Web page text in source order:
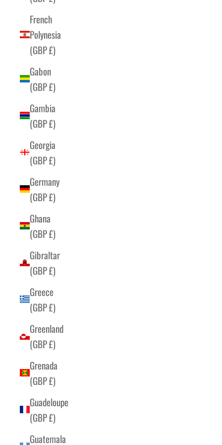
French
Polynesia
(GBP £)
Gabon
(GBP £)
Gambia
(GBP £)
Georgia
(GBP £)
Germany
(GBP £)
Ghana
(GBP £)
Gibraltar
(GBP £)
Greece
(GBP £)
Greenland
(GBP £)
Grenada
(GBP £)
Guadeloupe
(GBP £)
Guatemala